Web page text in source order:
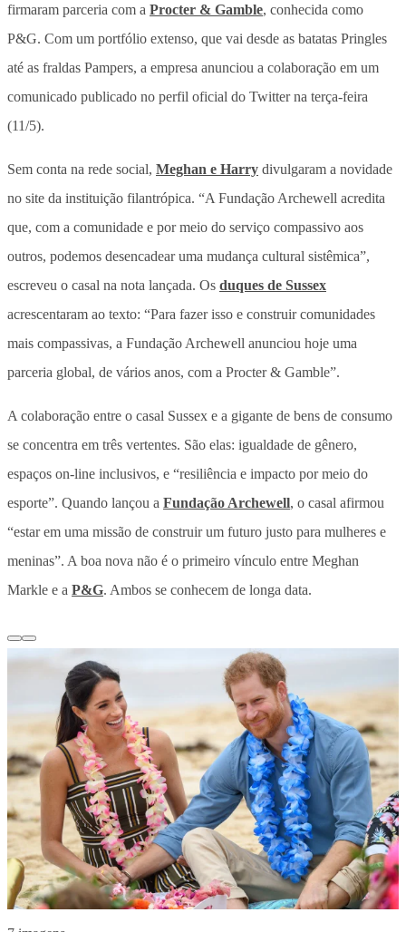
firmaram parceria com a Procter & Gamble, conhecida como
P&G. Com um portfólio extenso, que vai desde as batatas Pringles
até as fraldas Pampers, a empresa anunciou a colaboração em um
comunicado publicado no perfil oficial do Twitter na terça-feira
(11/5).
Sem conta na rede social, Meghan e Harry divulgaram a novidade
no site da instituição filantrópica. “A Fundação Archewell acredita
que, com a comunidade e por meio do serviço compassivo aos
outros, podemos desencadear uma mudança cultural sistêmica”,
escreveu o casal na nota lançada. Os duques de Sussex
acrescentaram ao texto: “Para fazer isso e construir comunidades
mais compassivas, a Fundação Archewell anunciou hoje uma
parceria global, de vários anos, com a Procter & Gamble”.
A colaboração entre o casal Sussex e a gigante de bens de consumo
se concentra em três vertentes. São elas: igualdade de gênero,
espaços on-line inclusivos, e “resiliência e impacto por meio do
esporte”. Quando lançou a Fundação Archewell, o casal afirmou
“estar em uma missão de construir um futuro justo para mulheres e
meninas”. A boa nova não é o primeiro vínculo entre Meghan
Markle e a P&G. Ambos se conhecem de longa data.